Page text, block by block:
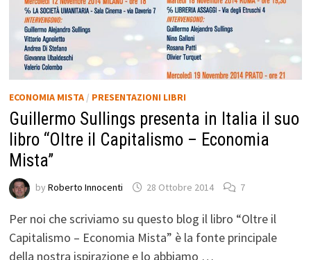
ECONOMIA MISTA/ PRESENTAZIONI LIBRI
Guillermo Sullings presenta in Italia il suo
libro “Oltre il Capitalismo – Economia
Mista”
by Roberto Innocenti 28 Ottobre 2014 7
Per noi che scriviamo su questo blog il libro “Oltre il
Capitalismo – Economia Mista” è la fonte principale
della nostra ispirazione e lo abbiamo …